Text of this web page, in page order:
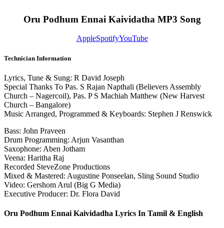
Oru Podhum Ennai Kaividatha MP3 Song
AppleSpotifyYouTube
Technician Information
Lyrics, Tune & Sung: R David Joseph
Special Thanks To Pas. S Rajan Napthali (Believers Assembly
Church – Nagercoil), Pas. P S Machiah Matthew (New Harvest
Church – Bangalore)
Music Arranged, Programmed & Keyboards: Stephen J Renswick
Bass: John Praveen
Drum Programming: Arjun Vasanthan
Saxophone: Aben Jotham
Veena: Haritha Raj
Recorded SteveZone Productions
Mixed & Mastered: Augustine Ponseelan, Sling Sound Studio
Video: Gershom Arul (Big G Media)
Executive Producer: Dr. Flora David
Oru Podhum Ennai Kaividadha Lyrics In Tamil & English